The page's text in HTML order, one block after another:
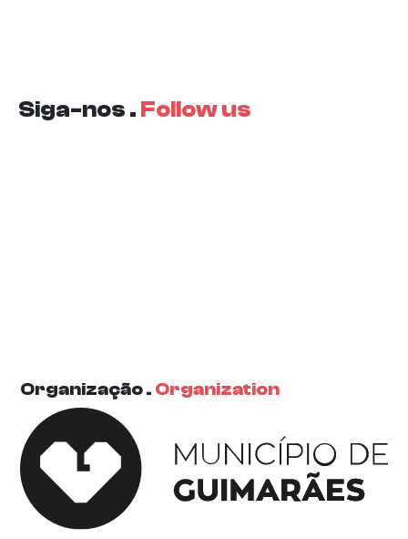
Siga-nos . Follow us
Organização . Organization